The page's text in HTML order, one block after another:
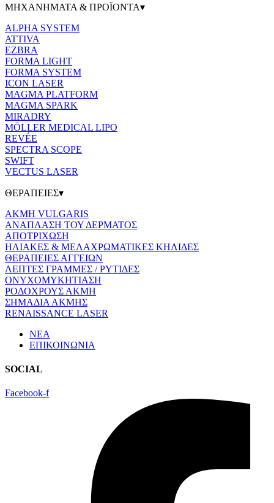
ΜΗΧΑΝΗΜΑΤΑ & ΠΡΟΪΟΝΤΑ▾
ALPHA SYSTEM
ATTIVA
EZBRA
FORMA LIGHT
FORMA SYSTEM
ICON LASER
MAGMA PLATFORM
MAGMA SPARK
MIRADRY
MÖLLER MEDICAL LIPO
REVÉE
SPECTRA SCOPE
SWIFT
VECTUS LASER
ΘΕΡΑΠΕΙΕΣ▾
ΑΚΜΗ VULGARIS
ΑΝΑΠΛΑΣΗ ΤΟΥ ΔΕΡΜΑΤΟΣ
ΑΠΟΤΡΙΧΩΣΗ
ΗΛΙΑΚΕΣ & ΜΕΛΑΧΡΩΜΑΤΙΚΕΣ ΚΗΛΙΔΕΣ
ΘΕΡΑΠΕΙΕΣ ΑΓΓΕΙΩΝ
ΛΕΠΤΕΣ ΓΡΑΜΜΕΣ / ΡΥΤΙΔΕΣ
ΟΝΥΧΟΜΥΚΗΤΙΑΣΗ
ΡΟΔΟΧΡΟΥΣ ΑΚΜΗ
ΣΗΜΑΔΙΑ ΑΚΜΗΣ
RENAISSANCE LASER
ΝΕΑ
ΕΠΙΚΟΙΝΩΝΙΑ
SOCIAL
Facebook-f